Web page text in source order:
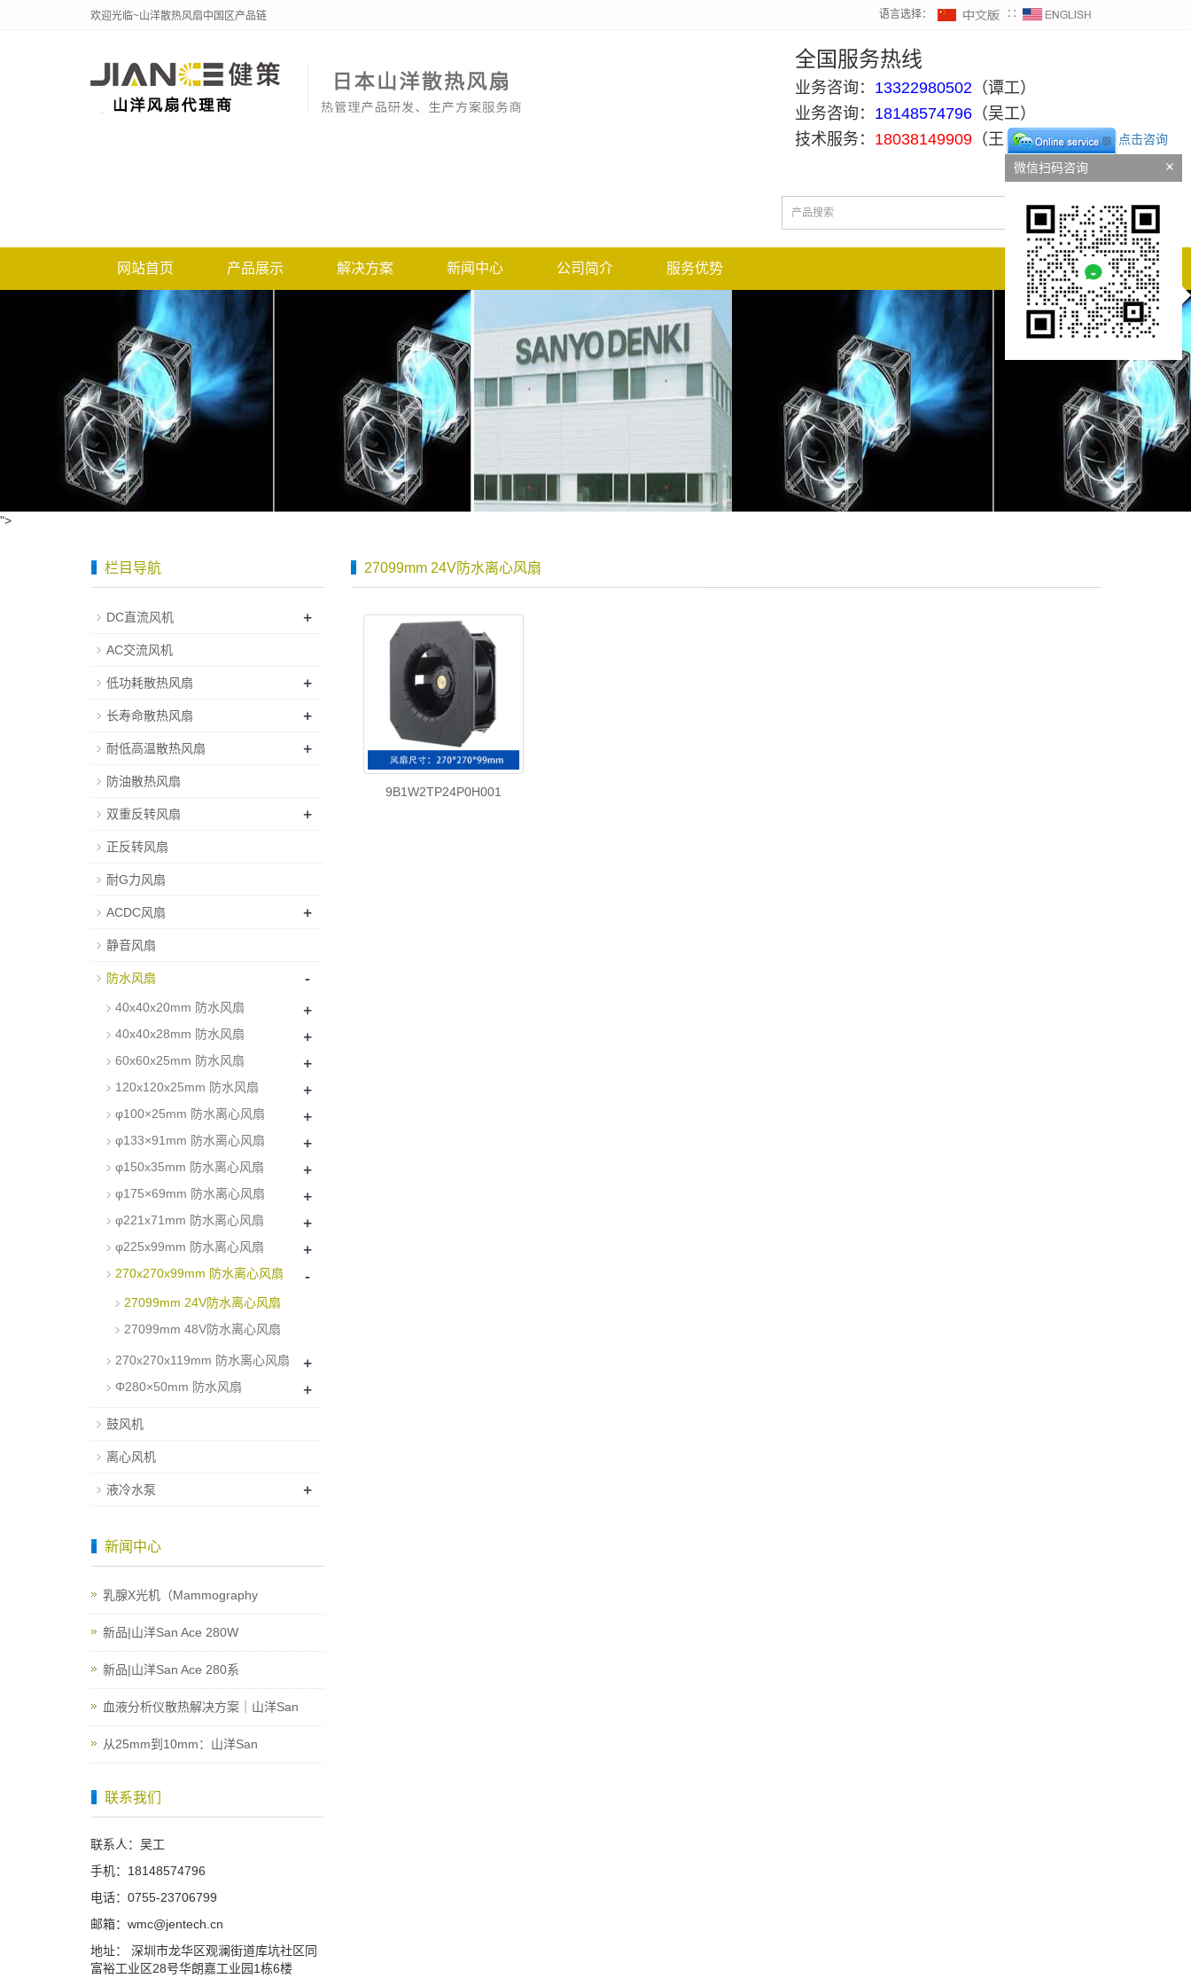
欢迎光临~山洋散热风扇中国区产品链 语言选择： ∷
全国服务热线
业务咨询： 13322980502 （谭工）
业务咨询： 18148574796 （吴工）
技术服务： 18038149909 （王工）
网站首页 产品展示 解决方案 新闻中心 公司简介 服务优势
">
27099mm 24V防水离心风扇
9B1W2TP24P0H001
栏目导航
DC直流风机 +
AC交流风机
低功耗散热风扇 +
长寿命散热风扇 +
耐低高温散热风扇 +
防油散热风扇
双重反转风扇 +
正反转风扇
耐G力风扇
ACDC风扇 +
静音风扇
防水风扇 -
40x40x20mm 防水风扇 +
40x40x28mm 防水风扇 +
60x60x25mm 防水风扇 +
120x120x25mm 防水风扇 +
φ100×25mm 防水离心风扇 +
φ133×91mm 防水离心风扇 +
φ150x35mm 防水离心风扇 +
φ175×69mm 防水离心风扇 +
φ221x71mm 防水离心风扇 +
φ225x99mm 防水离心风扇 +
270x270x99mm 防水离心风扇 -
27099mm 24V防水离心风扇
27099mm 48V防水离心风扇
270x270x119mm 防水离心风扇 +
Φ280×50mm 防水风扇 +
鼓风机
离心风机
液冷水泵 +
新闻中心
乳腺X光机（Mammography
新品|山洋San Ace 280W
新品|山洋San Ace 280系
血液分析仪散热解决方案｜山洋San
从25mm到10mm：山洋San
联系我们
联系人：吴工
手机：18148574796
电话：0755-23706799
邮箱：wmc@jentech.cn
地址： 深圳市龙华区观澜街道库坑社区同
富裕工业区28号华朗嘉工业园1栋6楼
点击咨询
微信扫码咨询